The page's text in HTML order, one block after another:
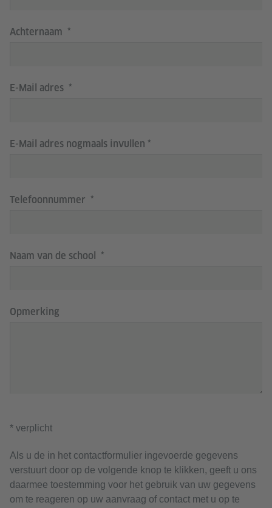
Achternaam
E-Mail adres
E-Mail adres nogmaals invullen
Telefoonnummer
Naam van de school
Opmerking
* verplicht
Als u de in het contactformulier ingevoerde gegevens
verstuurt door op de volgende knop te klikken, geeft u ons
daarmee toestemming voor het gebruik van uw gegevens
om te reageren op uw aanvraag of contact met u op te